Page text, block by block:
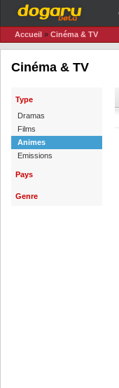
Accueil » Cinéma & TV
Cinéma & TV
Type
Dramas
Films
Animes
Emissions
Pays
Genre